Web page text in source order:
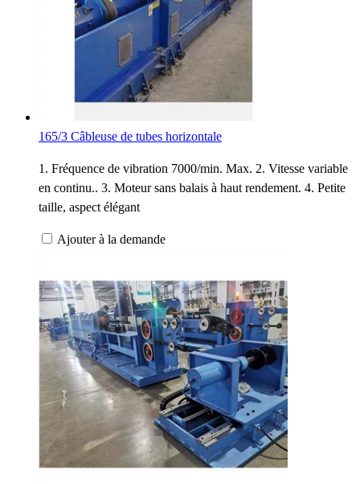
165/3 Câbleuse de tubes horizontale
1. Fréquence de vibration 7000/min. Max. 2. Vitesse variable
en continu.. 3. Moteur sans balais à haut rendement. 4. Petite
taille, aspect élégant
Ajouter à la demande